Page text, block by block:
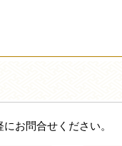
お問合せください。